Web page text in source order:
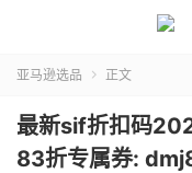
亚马逊选品  正文
最新sif折扣码
83折专属券: